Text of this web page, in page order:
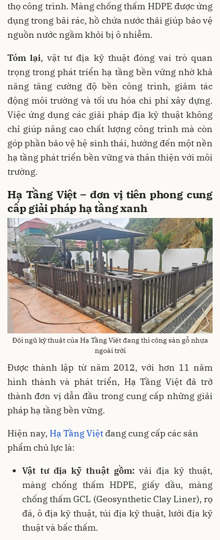
thọ công trình. Màng chống thấm HDPE được ứng
dụng trong bãi rác, hồ chứa nước thải giúp bảo vệ
nguồn nước ngầm khỏi bị ô nhiễm.
Tóm lại, vật tư địa kỹ thuật đóng vai trò quan
trọng trong phát triển hạ tầng bền vững nhờ khả
năng tăng cường độ bền công trình, giảm tác
động môi trường và tối ưu hóa chi phí xây dựng.
Việc ứng dụng các giải pháp địa kỹ thuật không
chỉ giúp nâng cao chất lượng công trình mà còn
góp phần bảo vệ hệ sinh thái, hướng đến một nền
hạ tầng phát triển bền vững và thân thiện với môi
trường.
Hạ Tầng Việt – đơn vị tiên phong cung
cấp giải pháp hạ tầng xanh
Đội ngũ kỹ thuật của Hạ Tầng Việt đang thi công sàn gỗ nhựa
ngoài trời
Được thành lập từ năm 2012, với hơn 11 năm
hình thành và phát triển, Hạ Tầng Việt đã trở
thành đơn vị dẫn đầu trong cung cấp những giải
pháp hạ tầng bền vững.
Hiện nay, Hạ Tầng Việt đang cung cấp các sản
phẩm chủ lực là:
Vật tư địa kỹ thuật gồm: vải địa kỹ thuật,
màng chống thấm HDPE, giấy dầu, màng
chống thấm GCL (Geosynthetic Clay Liner), rọ
đá, ô địa kỹ thuật, túi địa kỹ thuật, lưới địa kỹ
thuật và bấc thấm.